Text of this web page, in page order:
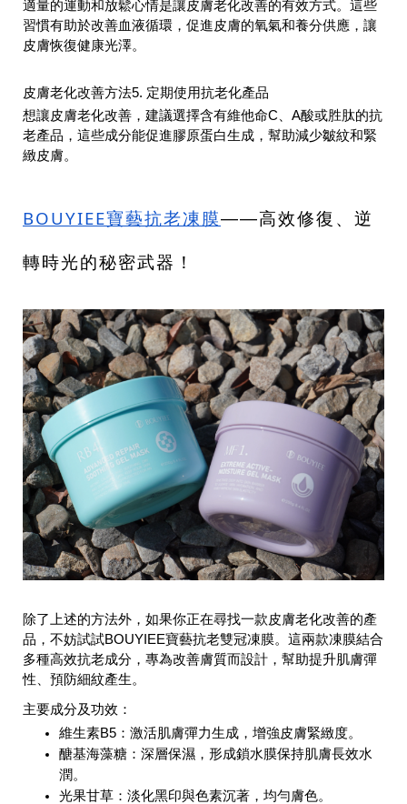
適量的運動和放鬆心情是讓皮膚老化改善的有效方式。這些
習慣有助於改善血液循環，促進皮膚的氧氣和養分供應，讓
皮膚恢復健康光澤。
皮膚老化改善方法5. 定期使用抗老化產品
想讓皮膚老化改善，建議選擇含有維他命C、A酸或胜肽的抗
老產品，這些成分能促進膠原蛋白生成，幫助減少皺紋和緊
緻皮膚。
BOUYIEE寶藝抗老凍膜——高效修復、逆
轉時光的秘密武器！
除了上述的方法外，如果你正在尋找一款皮膚老化改善的產
品， 不妨試試BOUYIEE寶藝抗老雙冠凍膜。這兩款凍膜結合
多種高效抗老成分，專為改善膚質而設計，幫助提升肌膚彈
性、預防細紋產生。
主要成分及功效：
維生素B5：激活肌膚彈力生成，增強皮膚緊緻度。
醣基海藻糖：深層保濕，形成鎖水膜保持肌膚長效水
潤。
光果甘草：淡化黑印與色素沉著，均勻膚色。